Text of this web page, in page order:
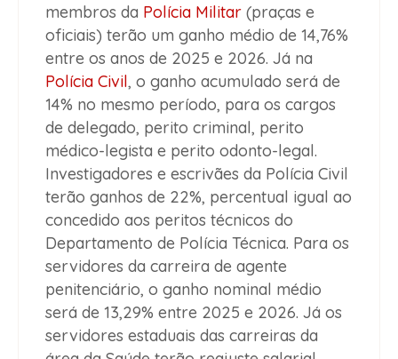
membros da Polícia Militar (praças e
oficiais) terão um ganho médio de 14,76%
entre os anos de 2025 e 2026. Já na
Polícia Civil, o ganho acumulado será de
14% no mesmo período, para os cargos
de delegado, perito criminal, perito
médico-legista e perito odonto-legal.
Investigadores e escrivães da Polícia Civil
terão ganhos de 22%, percentual igual ao
concedido aos peritos técnicos do
Departamento de Polícia Técnica. Para os
servidores da carreira de agente
penitenciário, o ganho nominal médio
será de 13,29% entre 2025 e 2026. Já os
servidores estaduais das carreiras da